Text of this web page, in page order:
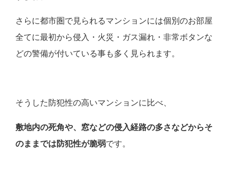
さらに都市圏で見られるマンションには個別のお部屋
全てに最初から侵入・火災・ガス漏れ・非常ボタンな
どの警備が付いている事も多く見られます。
そうした防犯性の高いマンションに比べ、
敷地内の死角や、窓などの侵入経路の多さなどからそ
のままでは防犯性が脆弱です。